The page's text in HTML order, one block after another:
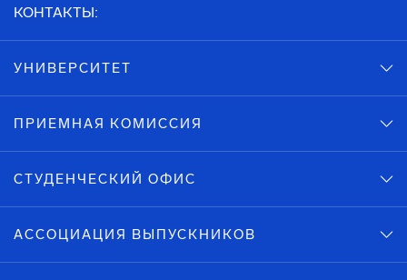
КОНТАКТЫ:
УНИВЕРСИТЕТ
ПРИЕМНАЯ КОМИССИЯ
СТУДЕНЧЕСКИЙ ОФИС
АССОЦИАЦИЯ ВЫПУСКНИКОВ